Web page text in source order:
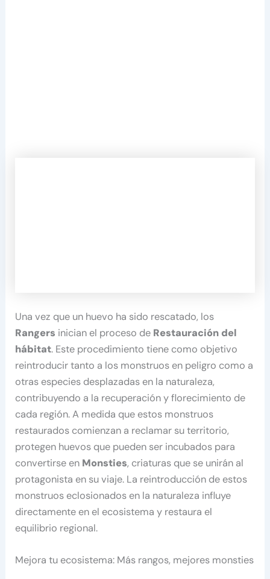
Una vez que un huevo ha sido rescatado, los
Rangers inician el proceso de Restauración del
hábitat. Este procedimiento tiene como objetivo
reintroducir tanto a los monstruos en peligro como a
otras especies desplazadas en la naturaleza,
contribuyendo a la recuperación y florecimiento de
cada región. A medida que estos monstruos
restaurados comienzan a reclamar su territorio,
protegen huevos que pueden ser incubados para
convertirse en Monsties, criaturas que se unirán al
protagonista en su viaje. La reintroducción de estos
monstruos eclosionados en la naturaleza influye
directamente en el ecosistema y restaura el
equilibrio regional.
Mejora tu ecosistema: Más rangos, mejores monsties